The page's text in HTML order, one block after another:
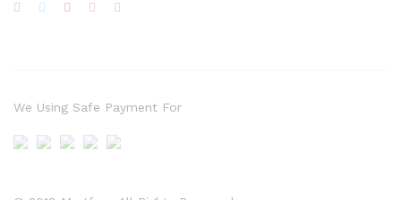
We Using Safe Payment For